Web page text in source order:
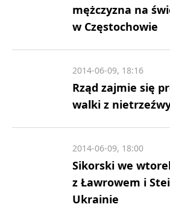
mężczyzna na
w Częstochowie
Rząd zajmie się
walki z
2014-06-09, 18:16
Sikorski we
z Ławrowem i
Ukrainie
2014-06-09, 18:00